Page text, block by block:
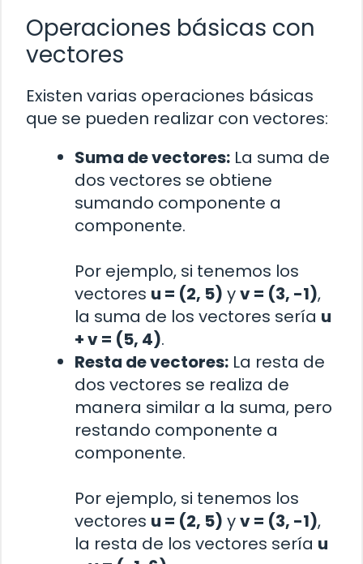
Operaciones básicas con
vectores
Existen varias operaciones básicas
que se pueden realizar con vectores:
Suma de vectores: La suma de
dos vectores se obtiene
sumando componente a
componente.
Por ejemplo, si tenemos los
vectores u = (2, 5) yv = (3, -1),
la suma de los vectores sería u
+ v = (5, 4).
Resta de vectores: La resta de
dos vectores se realiza de
manera similar a la suma, pero
restando componente a
componente.
Por ejemplo, si tenemos los
vectores u = (2, 5) yv = (3, -1),
la resta de los vectores sería u